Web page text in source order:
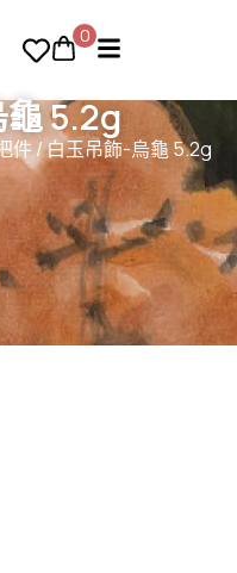
0
5.2g
件/ 白玉吊飾-烏龜 5.2g